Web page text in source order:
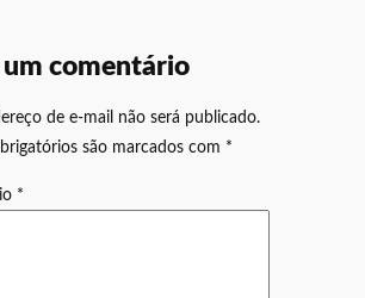
um comentário
de e-mail não será publicado.
são marcados com *
*